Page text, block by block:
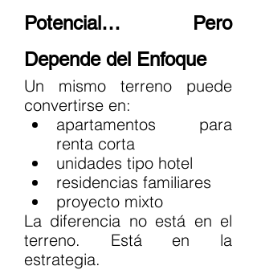
Potencial… Pero
Depende del Enfoque
Un mismo terreno puede
convertirse en:
apartamentos para
renta corta
unidades tipo hotel
residencias familiares
proyecto mixto
La diferencia no está en el
terreno. Está en la
estrategia.